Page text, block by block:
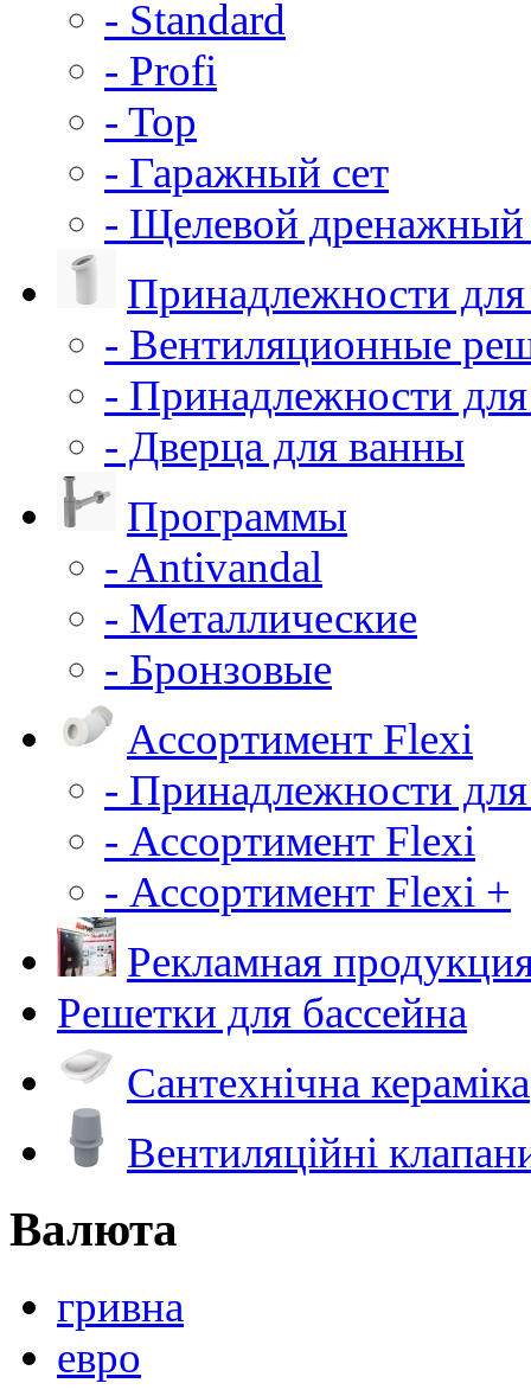
- Standard
- Profi
- Top
- Гаражный сет
- Щелевой дренажный
Принадлежности для
- Вентиляционные
- Принадлежности
- Дверца для ванны
Программы
- Antivandal
- Металлические
- Бронзовые
Ассортимент Flexi
- Принадлежности
- Ассортимент Flexi
- Ассортимент Flexi +
Рекламная
Решетки для бассейна
Сантехнічна кераміка
Вентиляційні
Валюта
гривна
евро